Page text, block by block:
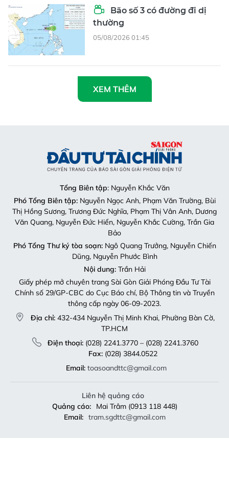
Bão số 3 có đường đi dị
thường
05/08/2026 01:45
XEM THÊM
Tổng Biên tập: Nguyễn Khắc Văn
Phó Tổng Biên tập:Nguyễn Ngọc Anh, Phạm Văn Trường, Bùi
Thị Hồng Sương, Trương Đức Nghĩa, Phạm Thị Vân Anh, Dương
Văn Quang, Nguyễn Đức Hiển, Nguyễn Khắc Cường, Trần Gia
Bảo
Phó Tổng Thư ký tòa soạn:Ngô Quang Trưởng, Nguyễn Chiến
Dũng, Nguyễn Phước Bình
Nội dung:Trần Hải
Giấy phép mở chuyên trang Sài Gòn Giải Phóng Đầu Tư Tài
Chính số 29/GP-CBC do Cục Báo chí, Bộ Thông tin và Truyền
thông cấp ngày 06-09-2023.
Địa chỉ: 432-434 Nguyễn Thị Minh Khai, Phường Bàn Cờ,
TP.HCM
Điện thoại:(028) 2241.3770 – (028) 2241.3760
Fax:(028) 3844.0522
Email: toasoandttc@gmail.com
Liên hệ quảng cáo
Quảng cáo:
Mai Trâm (0913 118 448)
Email: tram.sgdttc@gmail.com